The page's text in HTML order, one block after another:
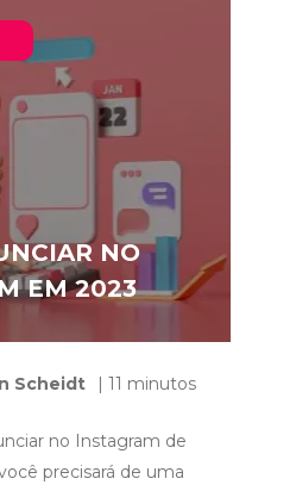
NO
EM 2023
Scheidt | 11 minutos
no Instagram de
precisará de uma